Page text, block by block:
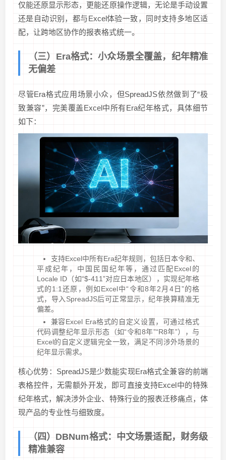
仅能还原显示形态，更能还原操作逻辑，无论是手动设置
还是自动识别，都与Excel体验一致，同时支持多地区适
配，让跨地区协作的报表格式统一。
（三）Era格式：小众场景全覆盖，纪年精准
无偏差
尽管Era格式应用场景小众，但SpreadJS依然做到了“极
致兼容”，完美覆盖Excel中所有Era纪年格式，具体细节
如下：
支持Excel中所有Era纪年规则，包括日本令和、
平成纪年，中国民国纪年等，通过匹配Excel的
Locale ID（如“$-411”对应日本地区），实现纪年格
式的1:1还原，例如Excel中“令和8年2月4日”的格
式，导入SpreadJS后可正常显示，纪年换算精准无
偏差。
兼容Excel Era格式的自定义设置，可通过格式
代码调整纪年显示形态（如“令和8年”“R8年”），与
Excel的自定义逻辑完全一致，满足不同涉外场景的
纪年显示需求。
核心优势：SpreadJS是少数能实现Era格式全兼容的前端
表格控件，无需额外开发，即可直接支持Excel中的特殊
纪年格式，解决涉外企业、特殊行业的报表迁移痛点，体
现产品的专业性与细致度。
（四）DBNum格式：中文场景适配，财务级
精准兼容